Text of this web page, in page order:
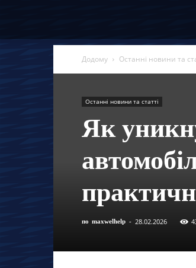
Додому Останні новини та
Останні новини та статті
Як
по maxwelhelp - 28.02.2026